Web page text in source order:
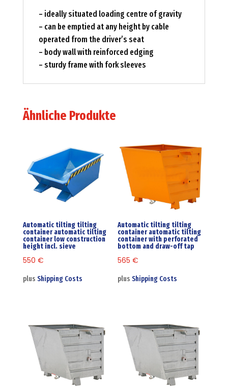
– ideally situated loading centre of gravity
– can be emptied at any height by cable
operated from the driver’s seat
– body wall with reinforced edging
– sturdy frame with fork sleeves
Ähnliche Produkte
Automatic tilting tilting
container automatic tilting
container low construction
height incl. sieve
550 €
plus Shipping Costs
Automatic tilting tilting
container automatic tilting
container with perforated
bottom and draw-off tap
565€
plusShipping Costs